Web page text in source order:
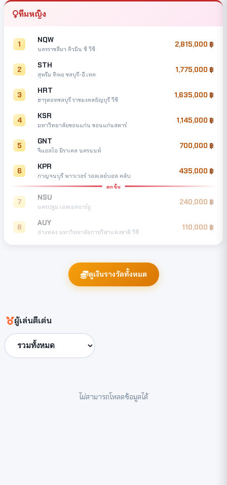
ทีมหญิง
1 NQW
นครราชสีมา คิวมิน ซี วีซี
2,815,000
2 STH
สุพรีม ทิพย ชลบุรี-อี.เทค
1,775,000
3 HRT
ฮารุดอทชลบุรี ราชมงคลธัญบุรี วีซี
1,635,000
4 KSR
มหาวิทยาลัยขอนแก่น ขอนแก่นสตาร์
1,145,000
5 GNT
จีแอลโอ มิราเคล นครนนท์
700,000
6 KPR
กาญจนบุรี พาวเวอร์ วอลเลย์บอล คลับ
435,000
ตกชั้น
7 NSU
นครปฐม เอสเอสอาร์ยู
240,000
8 AUY
อ่างทอง มหาวิทยาลัยการกีฬาแห่งชาติ วีซี
110,000
ดูเงินรางวัลทั้งหมด
ผู้เล่นดีเด่น
ไม่สามารถโหลดข้อมูลได้